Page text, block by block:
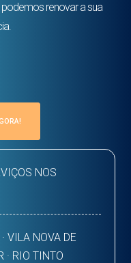
renovar a sua
NOS
VILA NOVA DE
· RIO TINTO